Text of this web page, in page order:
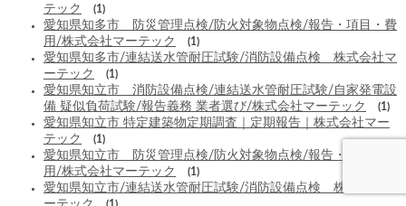
テック
(1)
愛知県知多市 防災管理点検/防火対象物点検/報告・項目・費
用/株式会社マーテック
(1)
愛知県知多市/連結送水管耐圧試験/消防設備点検 株式会社マ
ーテック
(1)
愛知県知立市 消防設備点検/連結送水管耐圧試験/自家発電設
備 疑似負荷試験/報告義務 業者選び/株式会社マーテック
(1)
愛知県知立市 特定建築物定期調査｜定期報告｜株式会社マー
テック
(1)
愛知県知立市 防災管理点検/防火対象物点検/報告・項目・費
用/株式会社マーテック
(1)
愛知県知立市/連結送水管耐圧試験/消防設備点検 株式会社マ